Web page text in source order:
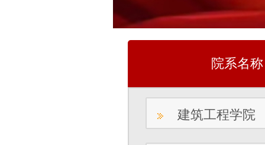
院系名称
建筑工程学院